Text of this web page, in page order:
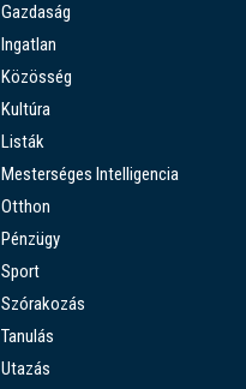
Gazdaság
Ingatlan
Közösség
Kultúra
Listák
Mesterséges Intelligencia
Otthon
Pénzügy
Sport
Szórakozás
Tanulás
Utazás